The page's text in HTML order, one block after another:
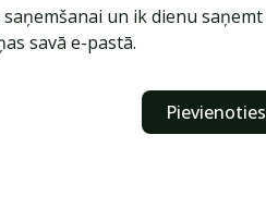
un ik dienu saņemt
savā e-pastā.
Pievienoties